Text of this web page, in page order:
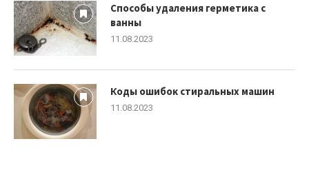
Способы удаления герметика с
ванны
11.08.2023
Коды ошибок стиральных машин
11.08.2023